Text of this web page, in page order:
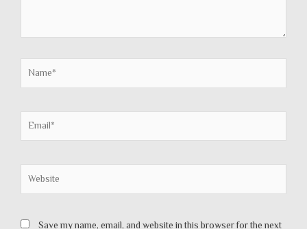
Name*
Email*
Website
Save my name, email, and website in this browser for the next